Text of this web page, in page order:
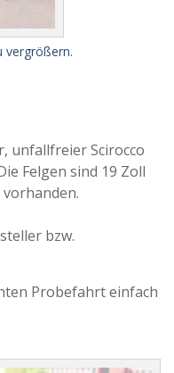
vergrößern.
unfallfreier Scirocco
Felgen sind 19 Zoll
bzw.
Probefahrt einfach